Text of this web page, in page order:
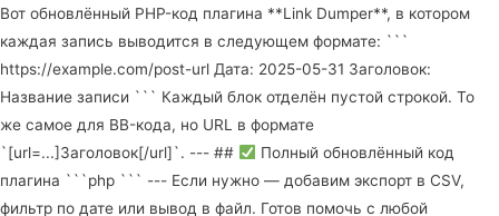
Вот обновлённый PHP-код плагина **Link Dumper**, в котором
каждая запись выводится в следующем формате: ```
https://example.com/post-url Дата: 2025-05-31 Заголовок:
Название записи ``` Каждый блок отделён пустой строкой. То
же самое для BB-кода, но URL в формате
`[url=...]Заголовок[/url]`. --- ##
Полный обновлённый код
плагина ```php ``` --- Если нужно — добавим экспорт в CSV,
фильтр по дате или вывод в файл. Готов помочь с любой